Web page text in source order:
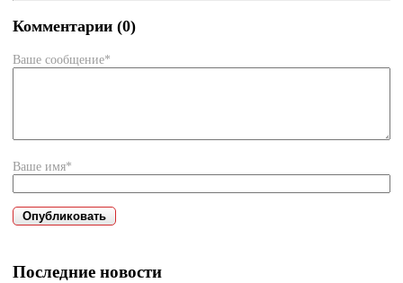
Комментарии (0)
Ваше сообщение*
Ваше имя*
Последние новости